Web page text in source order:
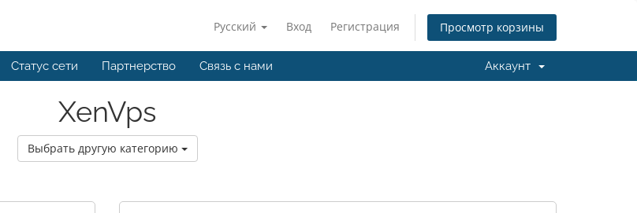
Русский Вход Регистрация Просмотр корзины
Статус сети Партнерство Связь с нами Аккаунт
XenVps
Выбрать другую категорию